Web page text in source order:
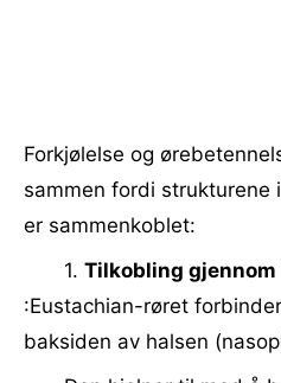
Forkjølelse og
sammen fordi strukturene
er sammenkoblet:
1. Tilkobling
:Eustachian-røret
baksiden av halsen